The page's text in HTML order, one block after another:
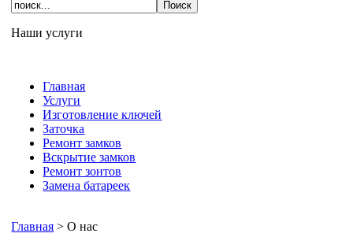
Наши услуги
Главная
Услуги
Изготовление ключей
Заточка
Ремонт замков
Вскрытие замков
Ремонт зонтов
Замена батареек
Главная > О нас